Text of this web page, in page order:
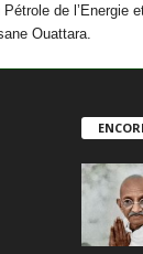
de
Ouattara.